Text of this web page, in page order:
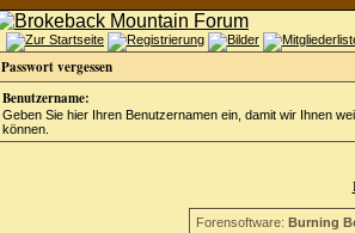
Passwort vergessen
Benutzername:
Geben Sie hier Ihren Benutzernamen ein, damit wir Ihnen
können.
Forensoftware: Burning